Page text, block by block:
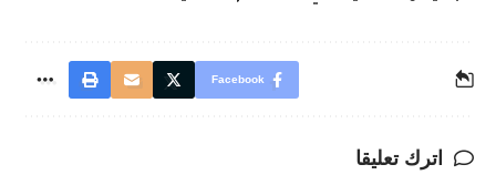
Facebook
اترك تعليقا